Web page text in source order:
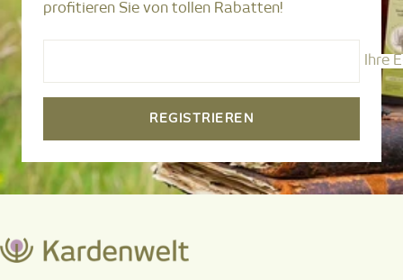
profitieren Sie von tollen Rabatten!
Ihre
REGISTRIEREN